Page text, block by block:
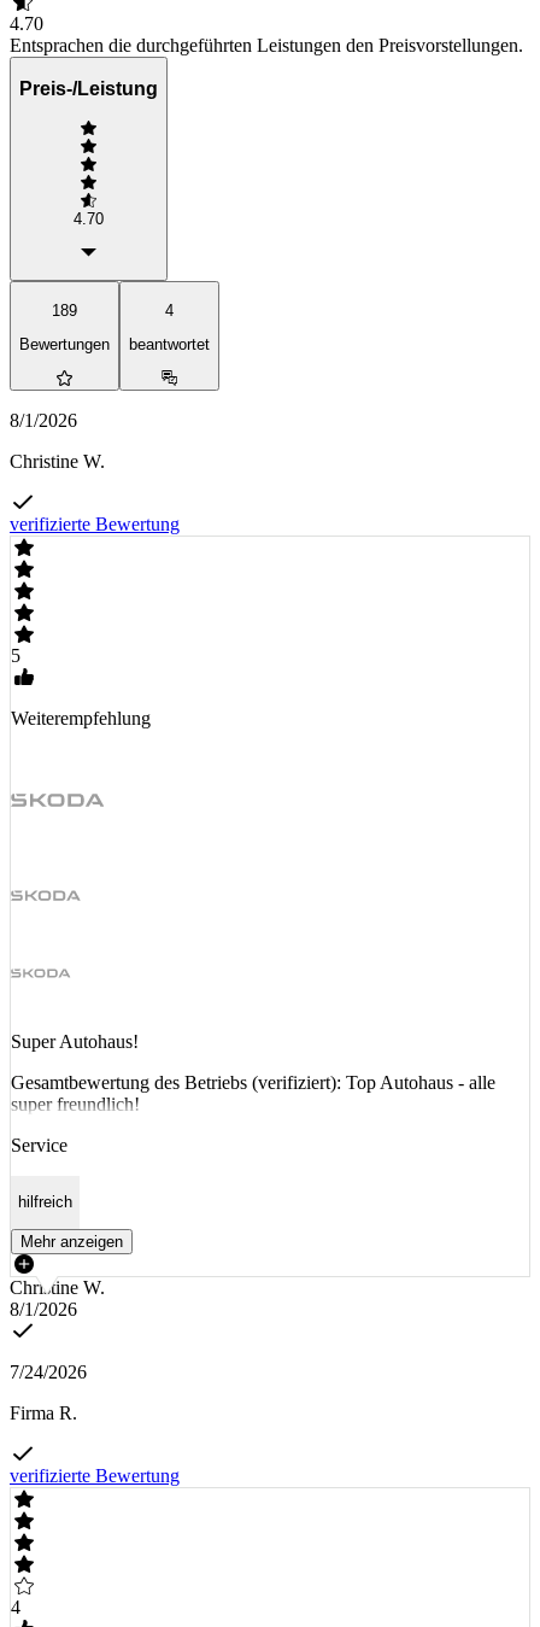
4.70
Entsprachen die durchgeführten Leistungen den Preisvorstellungen.
Preis-/Leistung
4.70
189
Bewertungen
4
beantwortet
8/1/2026
Christine W.
verifizierte Bewertung
5
Weiterempfehlung
Super Autohaus!
Gesamtbewertung des Betriebs (verifiziert): Top Autohaus - alle
super freundlich!
Service
hilfreich
Mehr anzeigen
Christine W.
8/1/2026
7/24/2026
Firma R.
verifizierte Bewertung
4